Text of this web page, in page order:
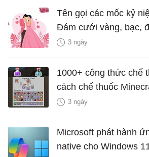
Tên gọi các mốc kỷ
Đám cưới vàng, bạc,
là bao nhiêu năm?
3 ngày
1000+ công thức chế
cách chế thuốc
3 ngày
Microsoft phát hành
native cho Windows